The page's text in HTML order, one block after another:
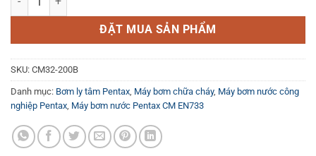
ĐẶT MUA SẢN PHẨM
SKU: CM32-200B
Danh mục: Bơm ly tâm Pentax Máy bơm chữa cháy, Máy bơm nước công
nghiệp Pentax Máy bơm nước Pentax CM EN733